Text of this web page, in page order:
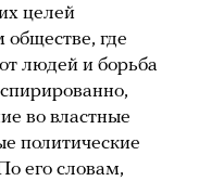
целей
где
людей и борьба
во властные
политические
его словам,